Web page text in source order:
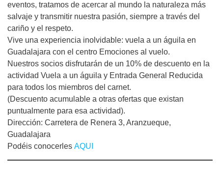
eventos, tratamos de acercar al mundo la naturaleza más
salvaje y transmitir nuestra pasión, siempre a través del
cariño y el respeto.
Vive una experiencia inolvidable: vuela a un águila en
Guadalajara con el centro Emociones al vuelo.
Nuestros socios disfrutarán de un 10% de descuento en la
actividad Vuela a un águila y Entrada General Reducida
para todos los miembros del carnet.
(Descuento acumulable a otras ofertas que existan
puntualmente para esa actividad).
Dirección: Carretera de Renera 3, Aranzueque,
Guadalajara
Podéis conocerles AQUI